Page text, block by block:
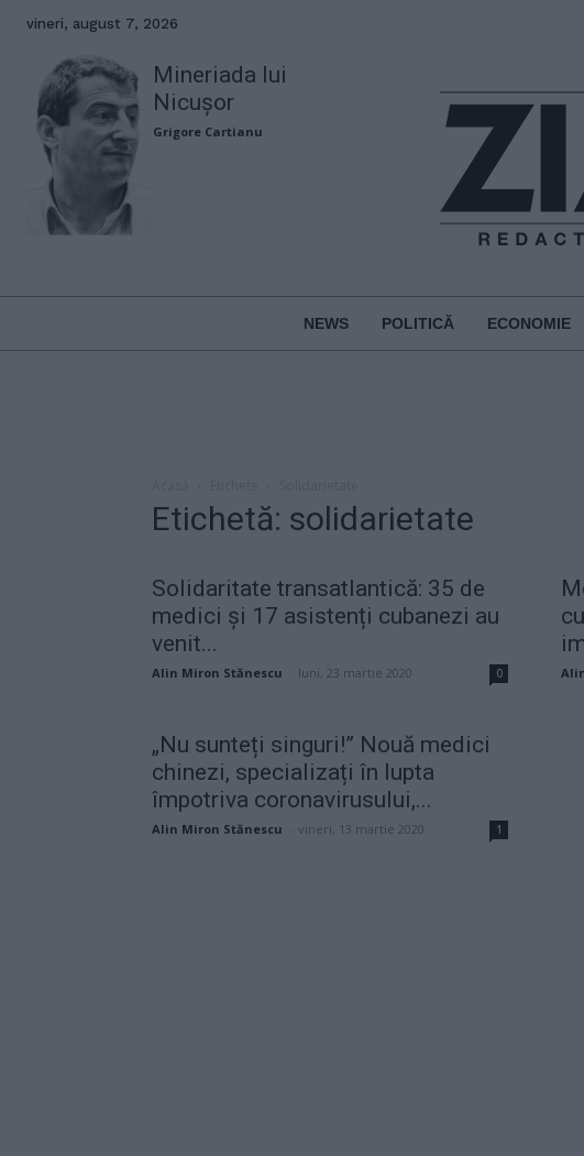
vineri, august 7, 2026
Mineriada lui
Nicușor
Grigore Cartianu
NEWS POLITICĂ ECONOMIE
Etichetă: solidarietate
Solidaritate transatlantică: 35 de
medici şi 17 asistenți cubanezi au
venit...
Alin Miron Stănescu luni, 23 martie 2020 0
„Nu sunteți singuri!” Nouă medici
chinezi, specializați în lupta
împotriva coronavirusului,...
Alin Miron Stănescu vineri, 13 martie 2020 1